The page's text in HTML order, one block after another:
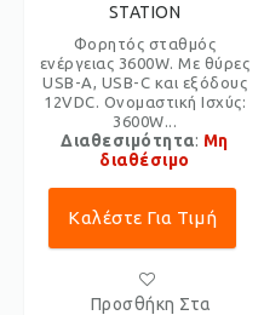
STATION
Φορητός σταθμός
ενέργειας 3600W. Με θύρες
USB-A, USB-C και εξόδους
12VDC. Ονομαστική Ισχύς:
3600W...
Διαθεσιμότητα: Μη
διαθέσιμο
Καλέστε Για Τιμή
Προσθήκη Στα